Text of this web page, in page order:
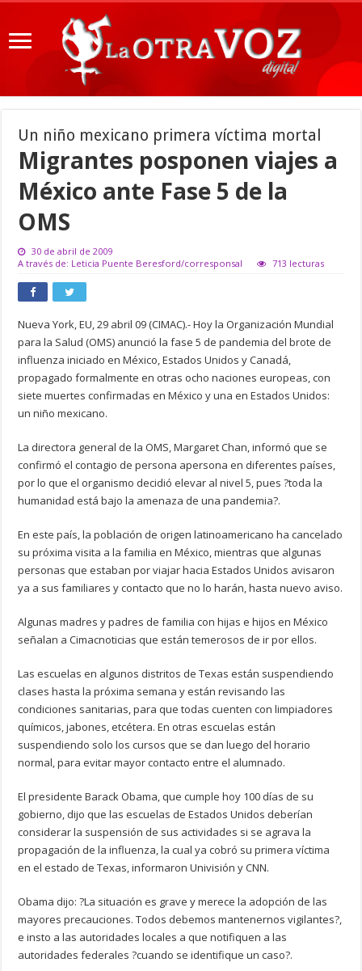
Un niño mexicano primera víctima mortal
Migrantes posponen viajes a
México ante Fase 5 de la
OMS
30 de abril de 2009
A través de: Leticia Puente Beresford/corresponsal
713 lecturas
Nueva York, EU, 29 abril 09 (CIMAC).- Hoy la Organización Mundial
para la Salud (OMS) anunció la fase 5 de pandemia del brote de
influenza iniciado en México, Estados Unidos y Canadá,
propagado formalmente en otras ocho naciones europeas, con
siete muertes confirmadas en México y una en Estados Unidos:
un niño mexicano.
La directora general de la OMS, Margaret Chan, informó que se
confirmó el contagio de persona apersona en diferentes países,
por lo que el organismo decidió elevar al nivel 5, pues ?toda la
humanidad está bajo la amenaza de una pandemia?.
En este país, la población de origen latinoamericano ha cancelado
su próxima visita a la familia en México, mientras que algunas
personas que estaban por viajar hacia Estados Unidos avisaron
ya a sus familiares y contacto que no lo harán, hasta nuevo aviso.
Algunas madres y padres de familia con hijas e hijos en México
señalan a Cimacnoticias que están temerosos de ir por ellos.
Las escuelas en algunos distritos de Texas están suspendiendo
clases hasta la próxima semana y están revisando las
condiciones sanitarias, para que todas cuenten con limpiadores
químicos, jabones, etcétera. En otras escuelas están
suspendiendo solo los cursos que se dan luego del horario
normal, para evitar mayor contacto entre el alumnado.
El presidente Barack Obama, que cumple hoy 100 días de su
gobierno, dijo que las escuelas de Estados Unidos deberían
considerar la suspensión de sus actividades si se agrava la
propagación de la influenza, la cual ya cobró su primera víctima
en el estado de Texas, informaron Univisión y CNN.
Obama dijo: ?La situación es grave y merece la adopción de las
mayores precauciones. Todos debemos mantenernos vigilantes?,
e insto a las autoridades locales a que notifiquen a las
autoridades federales ?cuando se identifique un caso?.